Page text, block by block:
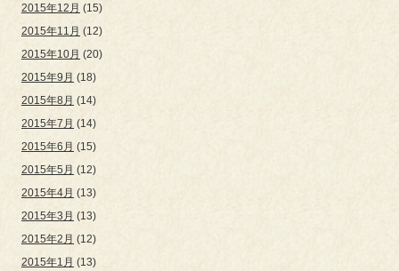
2015年12月 (15)
2015年11月 (12)
2015年10月 (20)
2015年9月 (18)
2015年8月 (14)
2015年7月 (14)
2015年6月 (15)
2015年5月 (12)
2015年4月 (13)
2015年3月 (13)
2015年2月 (12)
2015年1月 (13)